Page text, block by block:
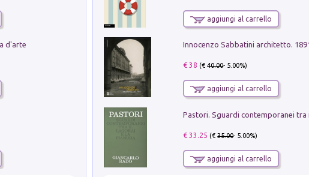
d'arte
aggiungi al carrello
Innocenzo Sabbatini architetto.
€ 38 (€40.00- 5.00%)
aggiungi al carrello
€ 33.25 (€35.00- 5.00%)
aggiungi al carrello